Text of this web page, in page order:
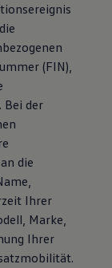
(FIN),
Bei der
die
Ihrer
Marke,
Ihrer